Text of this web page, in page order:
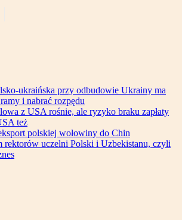
ukraińska przy odbudowie Ukrainy ma
i nabrać rozpędu
z USA rośnie, ale ryzyko braku zapłaty
też
polskiej wołowiny do Chin
rektorów uczelni Polski i Uzbekistanu, czyli